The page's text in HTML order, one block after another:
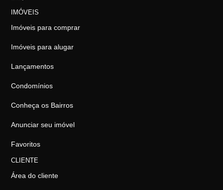
IMÓVEIS
Imóveis para comprar
Imóveis para alugar
Lançamentos
Condomínios
Conheça os Bairros
Anunciar seu imóvel
Favoritos
CLIENTE
Área do cliente